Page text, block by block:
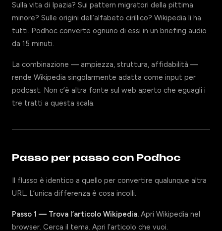
Sulla vita di Ipazia? Sui pattern migratori della pittima
minore? Sulle origini dell’alfabeto cirillico? Wikipedia li ha
tutti. Podhoc converte ognuno di essi in un briefing audio
da 15 minuti.
La combinazione — ampiezza, struttura, affidabilità —
rende Wikipedia singolarmente adatta come input per
podcast. Non c’è altra fonte sul web aperto che eguagli i
tre tratti a questa scala.
Passo per passo con Podhoc
Il flusso è identico a quello per convertire qualunque altra
URL. L’unica differenza è cosa incolli.
Passo 1 — Trova l’articolo Wikipedia. Apri Wikipedia nel
browser. Cerca il tema. Apri l’articolo che vuoi.